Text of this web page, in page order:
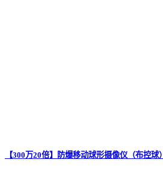
【300万20倍】防爆移动球形摄像仪（布控球）